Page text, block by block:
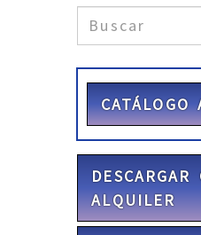
CATÁLOGO
DESCARGAR
ALQUILER